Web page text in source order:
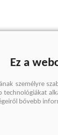
Ez a
személyre
technológiákat
bővebb